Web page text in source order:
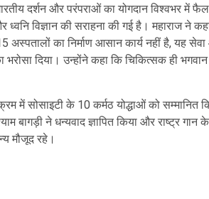
दर्शन और परंपराओं का योगदान विश्वभर में
विज्ञान की सराहना की गई है। महाराज ने
का निर्माण आसान कार्य नहीं है, यह
दिया। उन्होंने कहा कि चिकित्सक ही
में सोसाइटी के 10 कर्मठ योद्धाओं को सम्मानित
ने धन्यवाद ज्ञापित किया और राष्ट्र गान
मौजूद रहे।